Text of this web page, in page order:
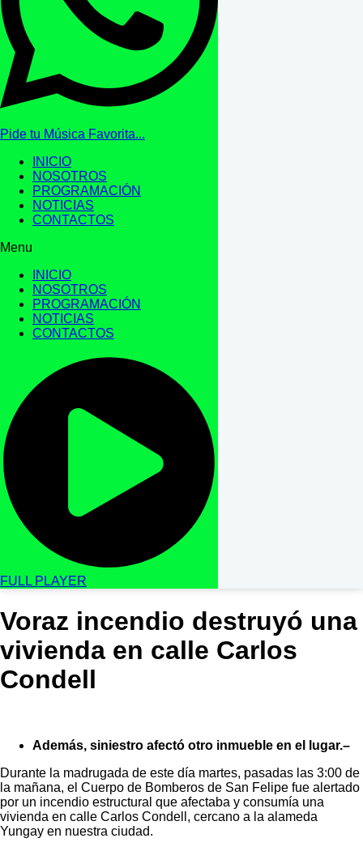
Pide tu Música Favorita...
INICIO
NOSOTROS
PROGRAMACIÓN
NOTICIAS
CONTACTOS
Menu
INICIO
NOSOTROS
PROGRAMACIÓN
NOTICIAS
CONTACTOS
FULL PLAYER
Voraz incendio destruyó una
vivienda en calle Carlos
Condell
Además, siniestro afectó otro inmueble en el lugar.–
Durante la madrugada de este día martes, pasadas las 3:00 de
la mañana, el Cuerpo de Bomberos de San Felipe fue alertado
por un incendio estructural que afectaba y consumía una
vivienda en calle Carlos Condell, cercano a la alameda
Yungay en nuestra ciudad.